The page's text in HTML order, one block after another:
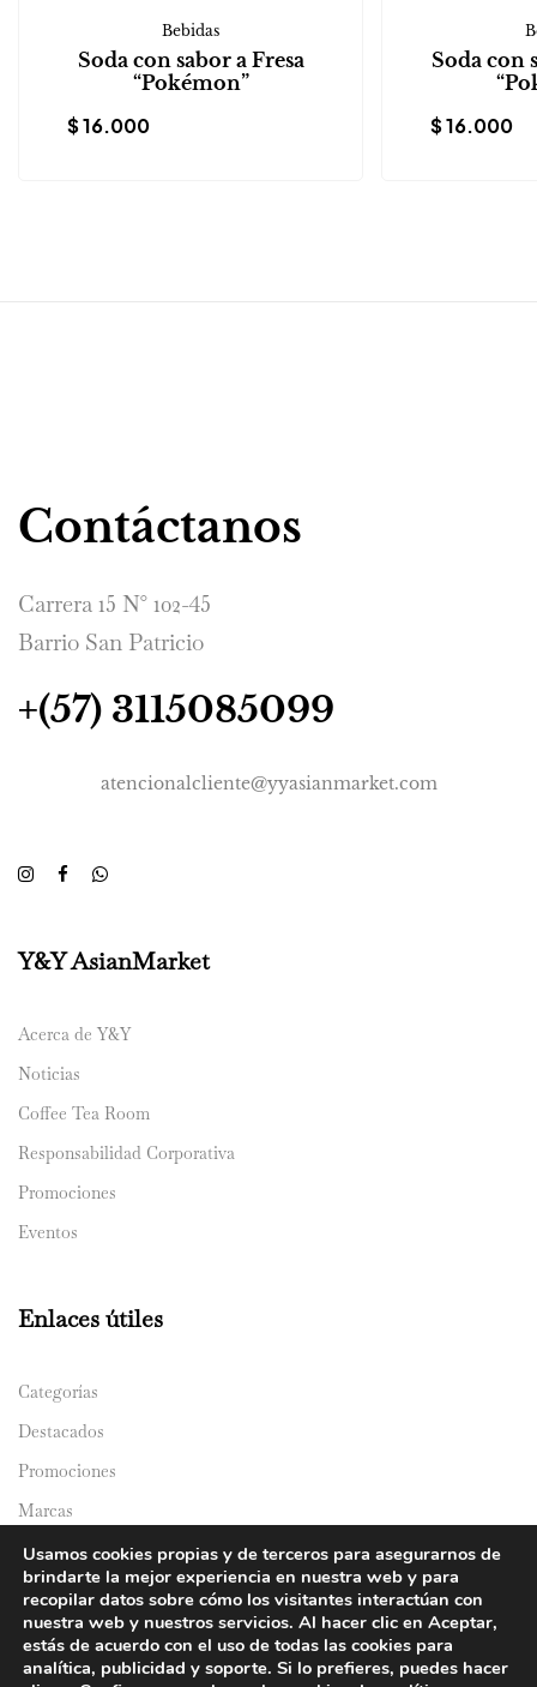
Bebidas
Soda con sabor a Fresa
“Pokémon”
$16.000
Soda con
$16.000
Contáctanos
Carrera 15 N° 102-45
Barrio San Patricio
+(57) 3115085099
atencionalcliente@yyasianmarket.com
Y&Y AsianMarket
Acerca de Y&Y
Noticias
Coffee Tea Room
Responsabilidad Corporativa
Promociones
Eventos
Enlaces útiles
Categorías
Destacados
Promociones
Marcas
Catálogos
Domicilios
Usamos cookies propias y de terceros para asegurarnos de
brindarte la mejor experiencia en nuestra web y para
recopilar datos sobre cómo los visitantes interactúan con
nuestra web y nuestros servicios. Al hacer clic en Aceptar,
estás de acuerdo con el uso de todas las cookies para
analítica, publicidad y soporte. Si lo prefieres, puedes hacer